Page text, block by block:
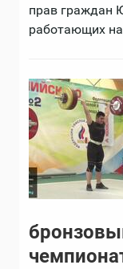
прав граждан
работающих на